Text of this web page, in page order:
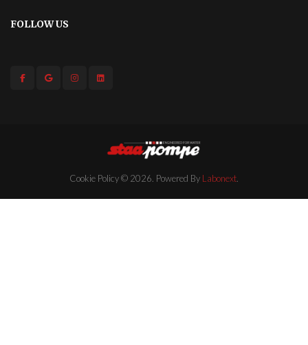
FOLLOW US
Cookie Policy© 2026. Powered By Labonext